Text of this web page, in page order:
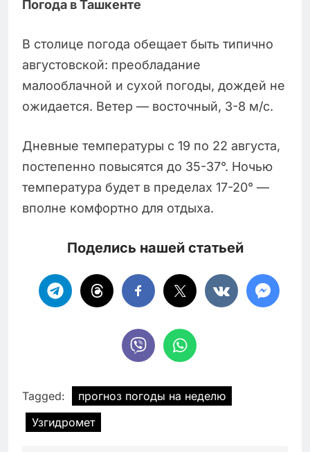
Погода в Ташкенте
В столице погода обещает быть типично
августовской: преобладание
малооблачной и сухой погоды, дождей не
ожидается. Ветер — восточный, 3-8 м/с.
Дневные температуры с 19 по 22 августа,
постепенно повысятся до 35-37°. Ночью
температура будет в пределах 17-20° —
вполне комфортно для отдыха.
Поделись нашей статьей
Tagged:
прогноз погоды на неделю
Узгидромет